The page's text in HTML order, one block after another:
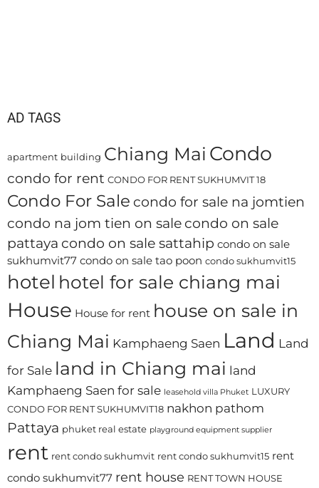
AD TAGS
apartment building Chiang Mai Condo
condo for rent CONDO FOR RENT SUKHUMVIT 18
Condo For Sale condo for sale na jomtien
condo na jom tien on sale condo on sale
pattaya condo on sale sattahip condo on sale
sukhumvit77 condo on sale tao poon condo sukhumvit15
hotel hotel for sale chiang mai
House House for rent house on sale in
Chiang Mai Kamphaeng Saen Land Land
for Sale land in Chiang mai land
Kamphaeng Saen for sale leasehold villa Phuket LUXURY
CONDO FOR RENT SUKHUMVIT18 nakhon pathom
Pattaya phuket real estate playground equipment supplier
rent rent condo sukhumvit rent condo sukhumvit15 rent
condo sukhumvit77 rent house RENT TOWN HOUSE